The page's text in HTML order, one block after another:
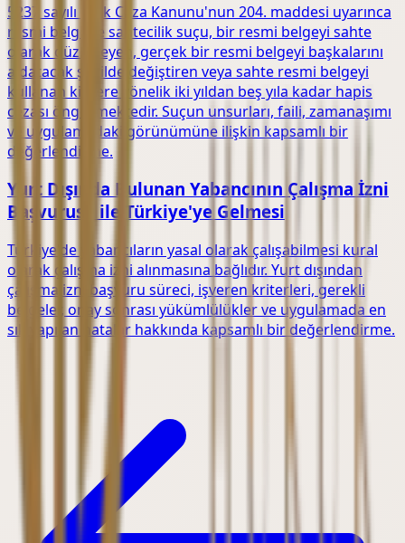
5237 sayılı Türk Ceza Kanunu'nun 204. maddesi uyarınca
resmi belgede sahtecilik suçu, bir resmi belgeyi sahte
olarak düzenleyen, gerçek bir resmi belgeyi başkalarını
aldatacak şekilde değiştiren veya sahte resmi belgeyi
kullanan kişilere yönelik iki yıldan beş yıla kadar hapis
cezası öngörmektedir. Suçun unsurları, faili, zamanaşımı
ve uygulamadaki görünümüne ilişkin kapsamlı bir
değerlendirme.
Yurt Dışında Bulunan Yabancının Çalışma İzni
Başvurusu ile Türkiye'ye Gelmesi
Türkiye'de yabancıların yasal olarak çalışabilmesi kural
olarak çalışma izni alınmasına bağlıdır. Yurt dışından
çalışma izni başvuru süreci, işveren kriterleri, gerekli
belgeler, onay sonrası yükümlülükler ve uygulamada en
sık yapılan hatalar hakkında kapsamlı bir değerlendirme.